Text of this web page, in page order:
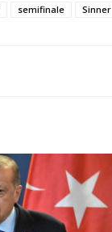
semifinale Sinner